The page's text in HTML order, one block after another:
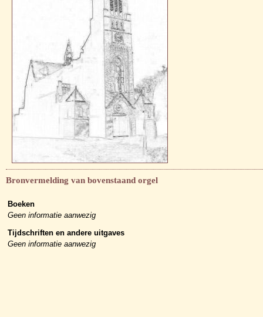
Bronvermelding van bovenstaand orgel
Boeken
Geen informatie aanwezig
Tijdschriften en andere uitgaves
Geen informatie aanwezig